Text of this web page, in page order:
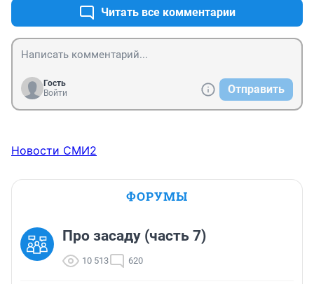
Читать все комментарии
Гость
Войти
Отправить
Новости СМИ2
ФОРУМЫ
Про засаду (часть 7)
10 513 620